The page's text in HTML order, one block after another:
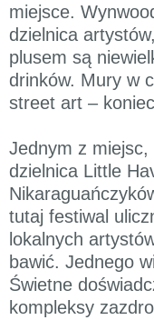
miejsce.
dzielnica
plusem są
drinków. Mury w
street art –
Jednym z miejsc,
dzielnica Little
tutaj festiwal
lokalnych
bawić. Jednego
Świetne
kompleksy